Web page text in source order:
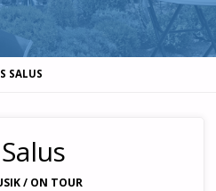
SALUS
/ ON TOUR